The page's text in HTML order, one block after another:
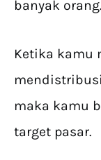
banyak orang.
Ketika kamu
maka kamu
target pasar.